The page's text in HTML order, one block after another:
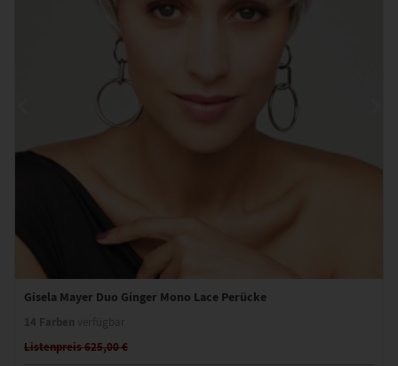
Gisela Mayer Duo Ginger Mono Lace Perücke
Listenpreis 625,00 €